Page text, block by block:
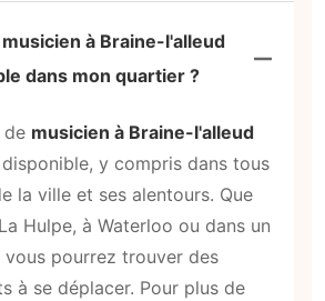
à Braine-l'alleud
dans mon quartier ?
de musicien à Braine-l'alleud
y compris dans tous
la ville et ses alentours. Que
Hulpe, à Waterloo ou dans un
vous pourrez trouver des
à se déplacer. Pour plus de